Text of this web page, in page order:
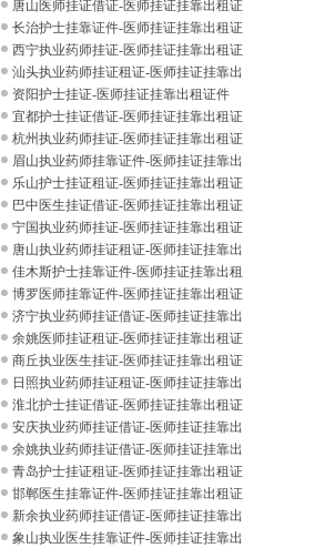
件唐山医师挂证借证-医师挂证挂靠出租证
件长治护士挂靠证件-医师挂证挂靠出租证
件西宁执业药师挂证-医师挂证挂靠出租证
件汕头执业药师挂证租证-医师挂证挂靠出
租证资阳护士挂证-医师挂证挂靠出租证件
宜都护士挂证借证-医师挂证挂靠出租证
件杭州执业药师挂证-医师挂证挂靠出租证
件 眉山执业药师挂靠证件-医师挂证挂靠出
租证乐山护士挂证租证-医师挂证挂靠出租证
件巴中医生挂证借证-医师挂证挂靠出租证
件宁国执业药师挂证-医师挂证挂靠出租证
件唐山执业药师挂证租证-医师挂证挂靠出
租证佳木斯护士挂靠证件-医师挂证挂靠出租
证件博罗医师挂靠证件-医师挂证挂靠出租证
件济宁执业药师挂证借证-医师挂证挂靠出
租证余姚医师挂证租证-医师挂证挂靠出租证
件商丘执业医生挂证-医师挂证挂靠出租证
件 日照执业药师挂证租证-医师挂证挂靠出
租证淮北护士挂证借证-医师挂证挂靠出租证
件安庆执业药师挂证借证-医师挂证挂靠出
租证余姚执业药师挂证借证-医师挂证挂靠出
租证青岛护士挂证租证-医师挂证挂靠出租证
件邯郸医生挂靠证件-医师挂证挂靠出租证
件新余执业药师挂证借证-医师挂证挂靠出
租证象山执业医生挂靠证件-医师挂证挂靠出